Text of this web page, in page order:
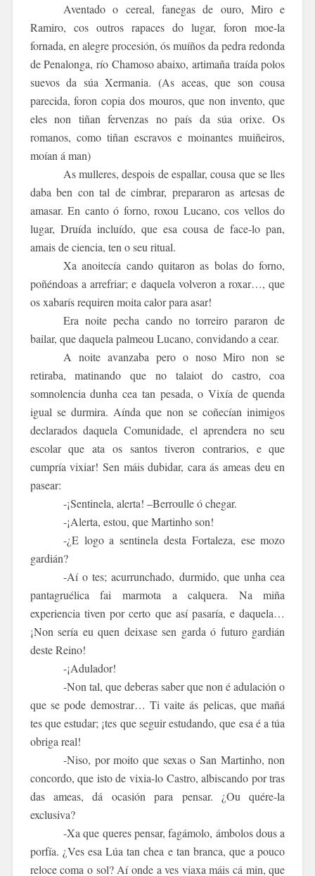
Aventado o cereal, fanegas de ouro, Miro e
Ramiro, cos outros rapaces do lugar, foron moe-la
fornada, en alegre procesión, ós muíños da pedra redonda
de Penalonga, río Chamoso abaixo, artimaña traída polos
suevos da súa Xermania. (As aceas, que son cousa
parecida, foron copia dos mouros, que non invento, que
eles non tiñan fervenzas no país da súa orixe. Os
romanos, como tiñan escravos e moinantes muiñeiros,
moían á man)
As mulleres, despois de espallar, cousa que se lles
daba ben con tal de cimbrar, prepararon as artesas de
amasar. En canto ó forno, roxou Lucano, cos vellos do
lugar, Druída incluído, que esa cousa de face-lo pan,
amais de ciencia, ten o seu ritual.
Xa anoitecía cando quitaron as bolas do forno,
poñéndoas a arrefriar; e daquela volveron a roxar…, que
os xabarís requiren moita calor para asar!
Era noite pecha cando no torreiro pararon de
bailar, que daquela palmeou Lucano, convidando a cear.
A noite avanzaba pero o noso Miro non se
retiraba, matinando que no talaiot do castro, coa
somnolencia dunha cea tan pesada, o Vixía de quenda
igual se durmira. Aínda que non se coñecían inimigos
declarados daquela Comunidade, el aprendera no seu
escolar que ata os santos tiveron contrarios, e que
cumpría vixiar! Sen máis dubidar, cara ás ameas deu en
pasear:
-¡Sentinela, alerta! –Berroulle ó chegar.
-¡Alerta, estou, que Martinho son!
-¿E logo a sentinela desta Fortaleza, ese mozo
gardián?
-Aí o tes; acurrunchado, durmido, que unha cea
pantagruélica fai marmota a calquera. Na miña
experiencia tiven por certo que así pasaría, e daquela…
¡Non sería eu quen deixase sen garda ó futuro gardián
deste Reino!
-¡Adulador!
-Non tal, que deberas saber que non é adulación o
que se pode demostrar… Ti vaite ás pelicas, que mañá
tes que estudar; ¡tes que seguir estudando, que esa é a túa
obriga real!
-Niso, por moito que sexas o San Martinho, non
concordo, que isto de vixia-lo Castro, albiscando por tras
das ameas, dá ocasión para pensar. ¿Ou quére-la
exclusiva?
-Xa que queres pensar, fagámolo, ámbolos dous a
porfía. ¿Ves esa Lúa tan chea e tan branca, que a pouco
reloce coma o sol? Aí onde a ves viaxa máis cá min, que